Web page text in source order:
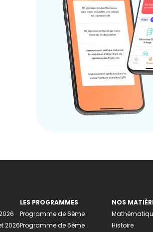
2026
LES PROGRAMMES
Programme de 6ème
Programme de 5ème
NOS
Histoire